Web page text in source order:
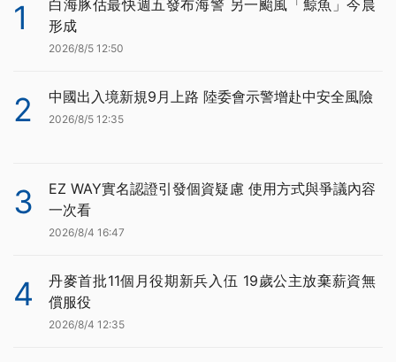
1
白海豚估最快週五發布海警 另一颱風「鯨魚」今晨
形成
2026/8/5 12:50
2 中國出入境新規9月上路 陸委會示警增赴中安全風險
2026/8/5 12:35
3
EZ WAY實名認證引發個資疑慮 使用方式與爭議內容
一次看
2026/8/4 16:47
4
丹麥首批11個月役期新兵入伍 19歲公主放棄薪資無
償服役
2026/8/4 12:35